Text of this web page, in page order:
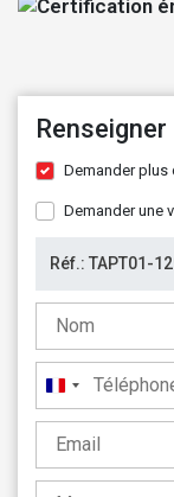
Renseigner
Demander
Demander une
France
+33